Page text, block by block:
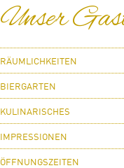
Unser
RÄUMLICHKEITEN
BIERGARTEN
KULINARISCHES
IMPRESSIONEN
ÖFFNUNGSZEITEN